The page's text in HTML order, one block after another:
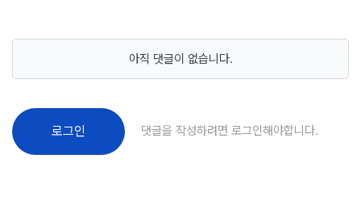
아직 댓글이 없습니다.
로그인 댓글을 작성하려면 로그인해야합니다.